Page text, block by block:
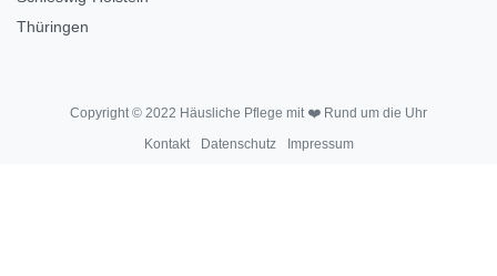
Thüringen
Copyright © 2022 Häusliche Pflege mit ❤️ Rund um die Uhr
Kontakt
Datenschutz Impressum